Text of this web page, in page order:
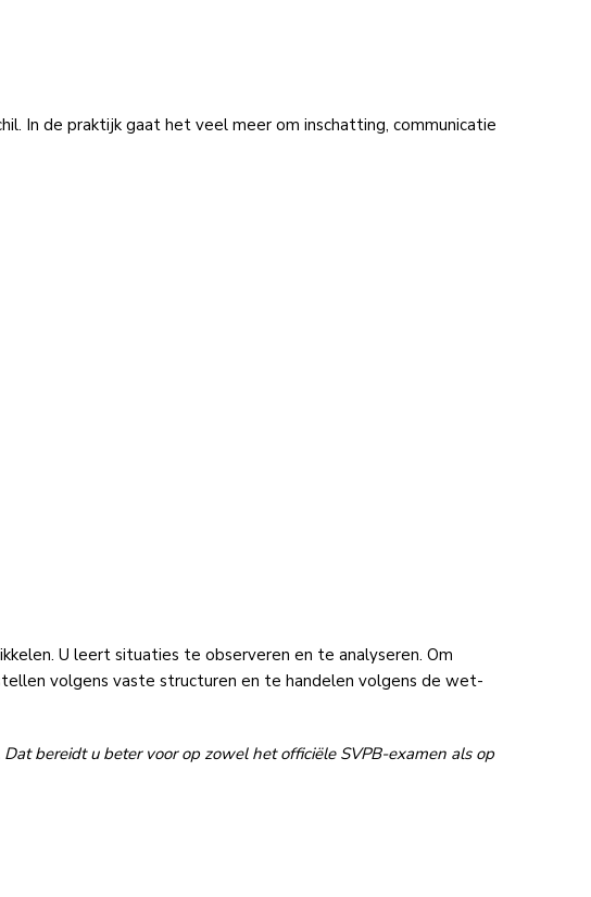
In de praktijk gaat het veel meer om inschatting, communicatie
U leert situaties te observeren en te analyseren. Om
volgens vaste structuren en te handelen volgens de wet-
bereidt u beter voor op zowel het officiële SVPB-examen als op